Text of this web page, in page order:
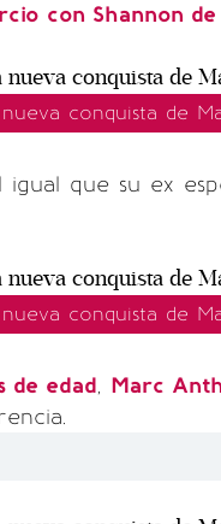
con Shannon
conquista de
igual que su ex
conquista de
de edad, Marc